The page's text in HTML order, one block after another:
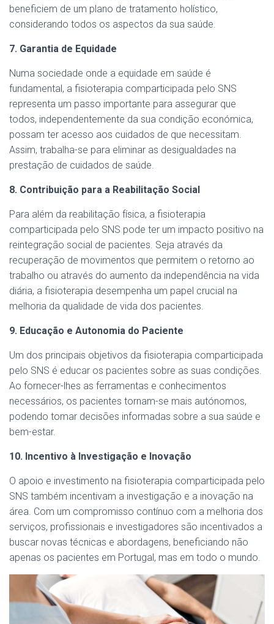
beneficiem de um plano de tratamento holístico,
considerando todos os aspectos da sua saúde.
7. Garantia de Equidade
Numa sociedade onde a equidade em saúde é
fundamental, a fisioterapia comparticipada pelo SNS
representa um passo importante para assegurar que
todos, independentemente da sua condição económica,
possam ter acesso aos cuidados de que necessitam.
Assim, trabalha-se para eliminar as desigualdades na
prestação de cuidados de saúde.
8. Contribuição para a Reabilitação Social
Para além da reabilitação física, a fisioterapia
comparticipada pelo SNS pode ter um impacto positivo na
reintegração social de pacientes. Seja através da
recuperação de movimentos que permitem o retorno ao
trabalho ou através do aumento da independência na vida
diária, a fisioterapia desempenha um papel crucial na
melhoria da qualidade de vida dos pacientes.
9. Educação e Autonomia do Paciente
Um dos principais objetivos da fisioterapia comparticipada
pelo SNS é educar os pacientes sobre as suas condições.
Ao fornecer-lhes as ferramentas e conhecimentos
necessários, os pacientes tornam-se mais autónomos,
podendo tomar decisões informadas sobre a sua saúde e
bem-estar.
10. Incentivo à Investigação e Inovação
O apoio e investimento na fisioterapia comparticipada pelo
SNS também incentivam a investigação e a inovação na
área. Com um compromisso contínuo com a melhoria dos
serviços, profissionais e investigadores são incentivados a
buscar novas técnicas e abordagens, beneficiando não
apenas os pacientes em Portugal, mas em todo o mundo.